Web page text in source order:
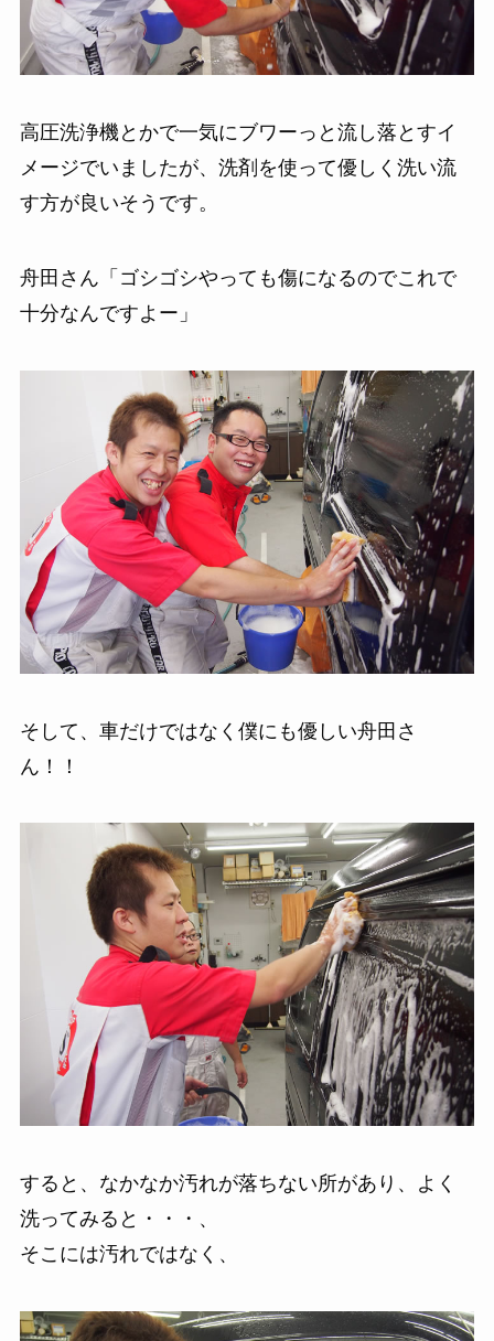
高圧洗浄機とかで一気にブワーっと流し落とすイ
メージでいましたが、洗剤を使って優しく洗い流
す方が良いそうです。
舟田さん「ゴシゴシやっても傷になるのでこれで
十分なんですよー」
そして、車だけではなく僕にも優しい舟田さ
ん！！
すると、なかなか汚れが落ちない所があり、よく
洗ってみると・・・、
そこには汚れではなく、